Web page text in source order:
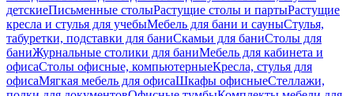
детскиеПисьменные столыРастущие столы и партыРастущие
кресла и стулья для учебыМебель для бани и сауныСтулья,
табуретки, подставки для баниСкамьи для баниСтолы для
баниЖурнальные столики для баниМебель для кабинета и
офисаСтолы офисные, компьютерныеКресла, стулья для
офисаМягкая мебель для офисаШкафы офисныеСтеллажи,